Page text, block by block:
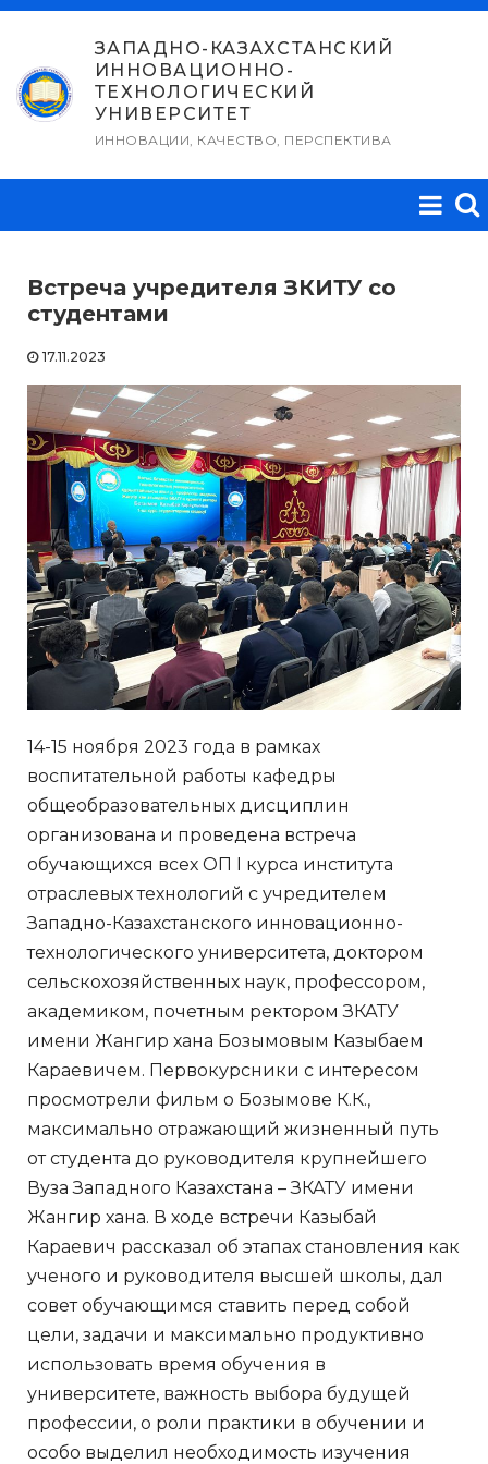
Перейти
содержимому
ЗАПАДНО-КАЗАХСТАНСКИЙ
ИННОВАЦИОННО-
ТЕХНОЛОГИЧЕСКИЙ
УНИВЕРСИТЕТ
ИННОВАЦИИ, КАЧЕСТВО, ПЕРСПЕКТИВА
Встреча учредителя ЗКИТУ со
студентами
17.11.2023
14-15 ноября 2023 года в рамках
воспитательной работы кафедры
общеобразовательных дисциплин
организована и проведена встреча
обучающихся всех ОП I курса института
отраслевых технологий с учредителем
Западно-Казахстанского инновационно-
технологического университета, доктором
сельскохозяйственных наук, профессором,
академиком, почетным ректором ЗКАТУ
имени Жангир хана Бозымовым Казыбаем
Караевичем. Первокурсники с интересом
просмотрели фильм о Бозымове К.К.,
максимально отражающий жизненный путь
от студента до руководителя крупнейшего
Вуза Западного Казахстана – ЗКАТУ имени
Жангир хана. В ходе встречи Казыбай
Караевич рассказал об этапах становления как
ученого и руководителя высшей школы, дал
совет обучающимся ставить перед собой
цели, задачи и максимально продуктивно
использовать время обучения в
университете, важность выбора будущей
профессии, о роли практики в обучении и
особо выделил необходимость изучения